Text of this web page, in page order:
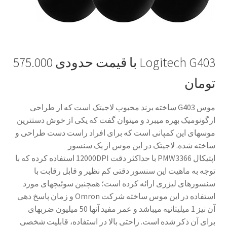
Logitech G403
با قیمت حدودی 575.000
تومان
موس G403ساخته برند محبوب لاجیتک است که از طراحی
ارگونومیک بهره می­برد و می­توان گفت که یکی از خوش دست­ترین
موس­های این کمپانی است که برای افراد راست دست طراحی و
ساخته شده. لاجیتک در این موس از یک سنسور
اپتیکال PMW3366 با حداکثر دقت 12000DPI استفاده کرده که با
توجه به ماهیت این سنسور دقتی کم نظیر و قابل رقابت با
سنسورهای لیزری ارائه کرده است؛ همچنین سوئیچ­های مورد
استفاده در این موس ساخته شرکت Omronو زمان پاسخ دهی
آن نیز 1 میلی­ثانیه می­باشد و عمر مفید آن­ها 50 میلیون ضربه­ای
برای آن ذکر شده است. راحتی بالا در استفاده، قابلیت شخصی